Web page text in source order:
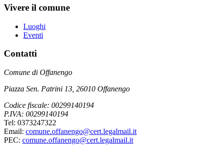
Vivere il comune
Luoghi
Eventi
Contatti
Comune di Offanengo
Piazza Sen. Patrini 13, 26010 Offanengo
Codice fiscale: 00299140194
P.IVA: 00299140194
Tel: 0373247322
Email: comune.offanengo@cert.legalmail.it
PEC: comune.offanengo@cert.legalmail.it